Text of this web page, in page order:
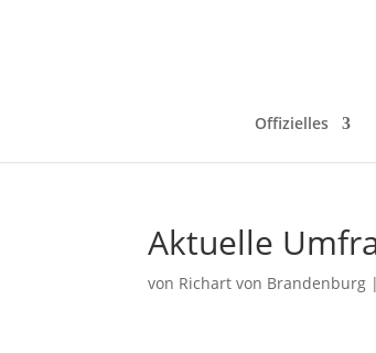
Offizielles
Aktuelle
von Richart von Brandenburg |